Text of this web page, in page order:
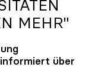
MEHR"
informiert über